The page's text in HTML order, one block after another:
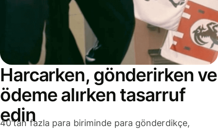
Harcarken, gönderirken ve
ödeme alırken tasarruf
edin
40'tan fazla para biriminde para gönderdikçe,